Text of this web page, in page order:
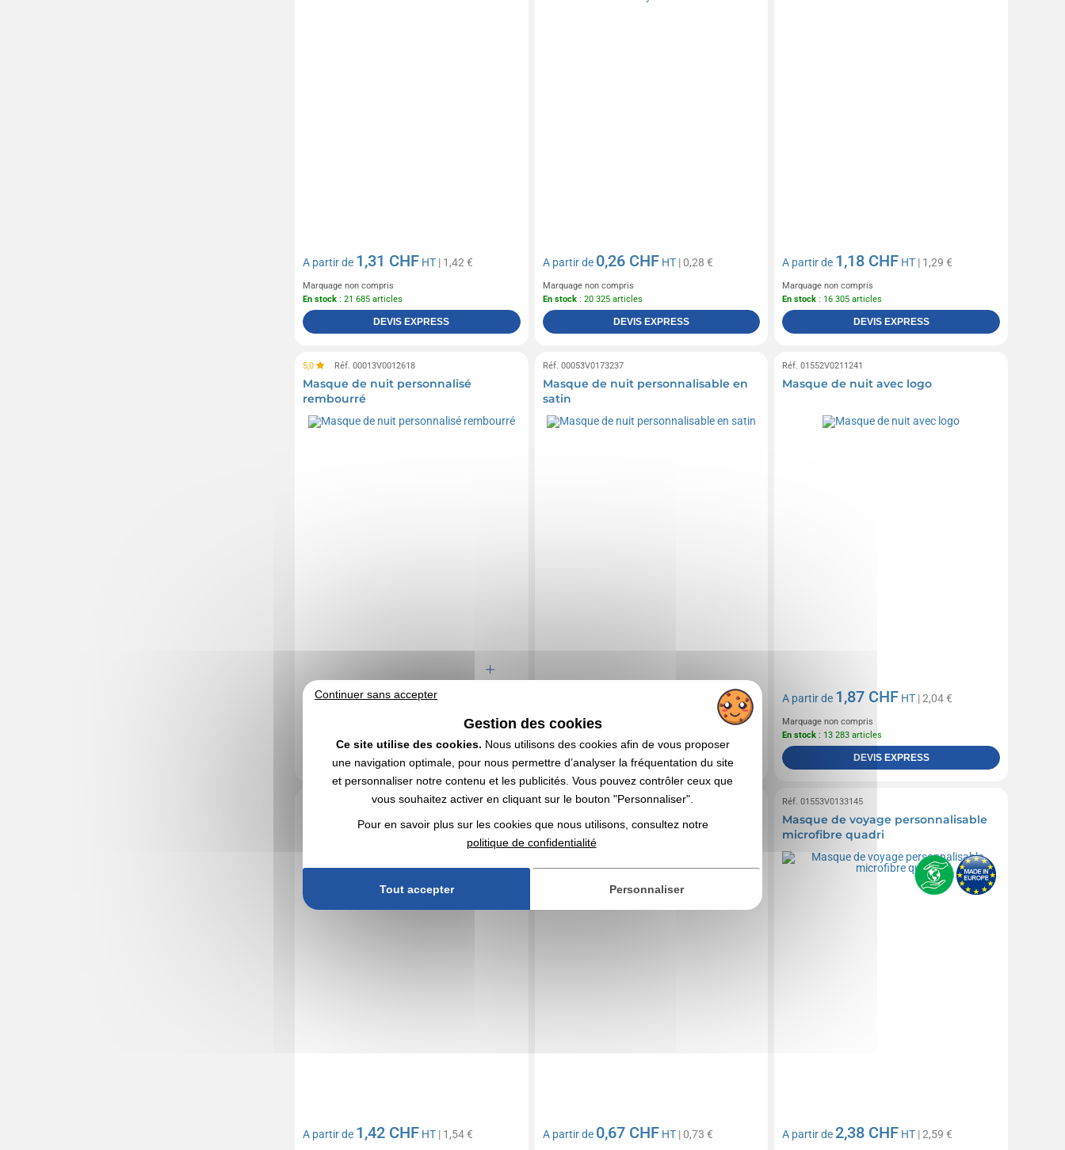
A partir de 1,31 CHF HT | 1,42 €
Marquage non compris
En stock : 21 685 articles
DEVIS EXPRESS
A partir de 0,26 CHF HT| 0,28 €
Marquage non compris
En stock: 20 325 articles
DEVIS EXPRESS
A partir de 1,18 CHF HT | 1,29 €
Marquage non compris
En stock : 16 305 articles
DEVIS EXPRESS
5,0 Réf. 00013V0012618
Masque de nuit personnalisé
rembourré
A partir de0,81 CHFHT| 0,88 €
DEVIS EXPRESS
Réf. 00053V0173237
Masque de nuit personnalisable en
satin
Marquage non compris
DEVIS EXPRESS
Réf. 01552V0211241
Masque de nuit avec logo
A partir de 1,87 CHF HT | 2,04 €
Marquage non compris
En stock : 13 283 articles
DEVIS EXPRESS
Réf. 00041V0055522
Ensemble publicitaire de voyage
A partir de 1,42 CHF HT | 1,54 €
Réf. 01313V0175992
Masque publicitaire pour les yeux
A partir de 0,67 CHF HT| 0,73 €
Réf. 01553V0133145
Masque de voyage personnalisable
microfibre quadri
A partir de2,38 CHF HT | 2,59 €
Continuer sans accepter
Gestion des cookies
Ce site utilise des cookies. Nous utilisons des cookies afin de vous proposer
une navigation optimale, pour nous permettre d’analyser la fréquentation du site
et personnaliser notre contenu et les publicités. Vous pouvez contrôler ceux que
vous souhaitez activer en cliquant sur le bouton "Personnaliser".
Pour en savoir plus sur les cookies que nous utilisons, consultez notre
politique de confidentialité
Tout accepter Personnaliser